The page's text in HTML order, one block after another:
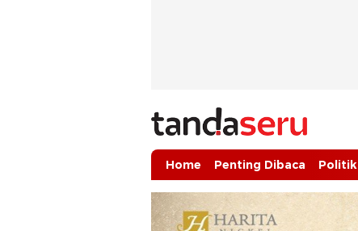
tandaseru.com | Penting Dibaca
tandaseru.com
Home Penting Dibaca Politik